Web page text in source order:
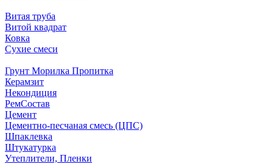
Витая труба
Витой квадрат
Ковка
Сухие смеси
Грунт Морилка Пропитка
Керамзит
Некондиция
РемСостав
Цемент
Цементно-песчаная смесь (ЦПС)
Шпаклевка
Штукатурка
Утеплители, Пленки